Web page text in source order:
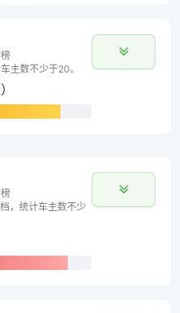
主数不少于20。
，统计车主数不少